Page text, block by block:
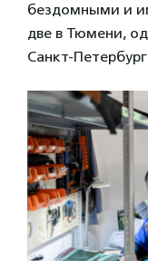
бездомными и
две в Тюмени,
Санкт-